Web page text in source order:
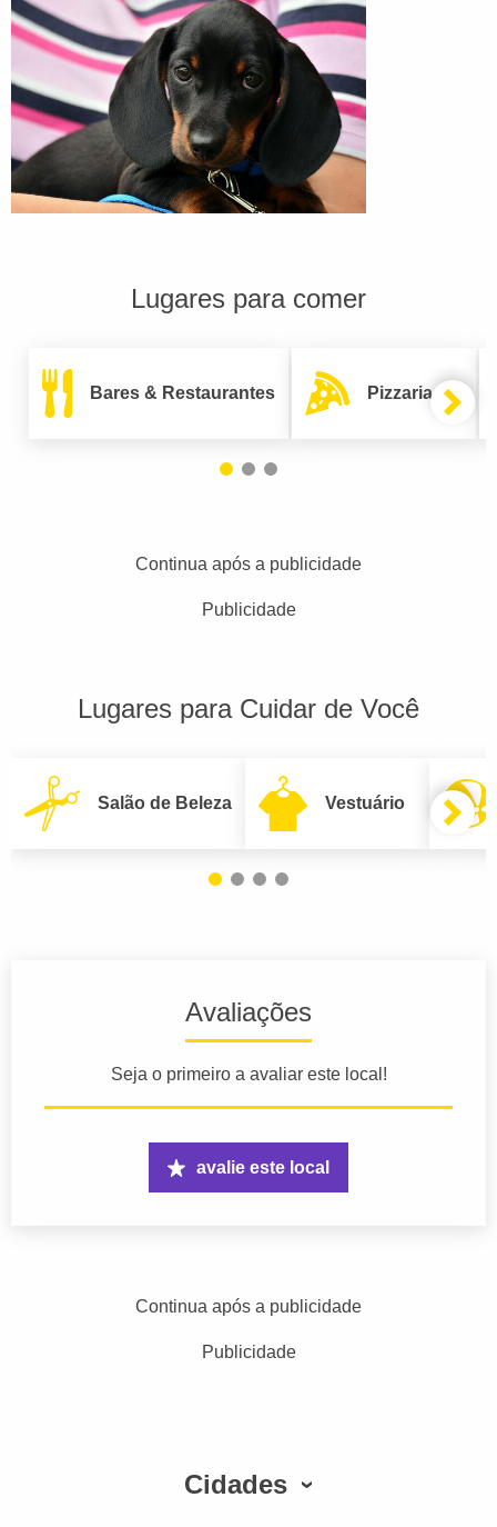
Lugares para comer
Bares & Restaurantes Pizzarias
Continua após a publicidade
Publicidade
Lugares para Cuidar de Você
Salão de Beleza Vestuário
Avaliações
Seja o primeiro a avaliar este local!
avalie este local
Continua após a publicidade
Publicidade
Cidades